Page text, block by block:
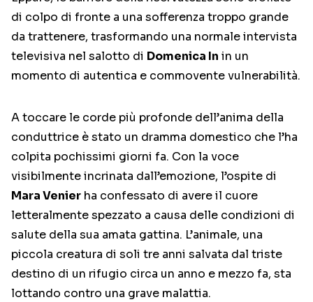
di colpo di fronte a una sofferenza troppo grande
da trattenere, trasformando una normale intervista
televisiva nel salotto di Domenica In in un
momento di autentica e commovente vulnerabilità.
A toccare le corde più profonde dell’anima della
conduttrice è stato un dramma domestico che l’ha
colpita pochissimi giorni fa. Con la voce
visibilmente incrinata dall’emozione, l’ospite di
Mara Venier ha confessato di avere il cuore
letteralmente spezzato a causa delle condizioni di
salute della sua amata gattina. L’animale, una
piccola creatura di soli tre anni salvata dal triste
destino di un rifugio circa un anno e mezzo fa, sta
lottando contro una grave malattia.